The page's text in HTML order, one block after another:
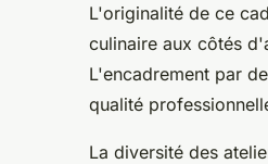
L'originalité de ce
culinaire aux côtés
L'encadrement par
qualité
La diversité des